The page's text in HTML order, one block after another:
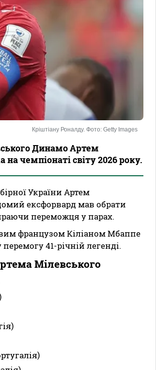
Кріштіану Роналду. Фото: Getty Images
Динамо Артем
чемпіонаті світу 2026 року.
України Артем
ексфорвард мав обрати
переможця у парах.
французом Кіліаном Мбаппе
41-річній легенді.
Мілевського